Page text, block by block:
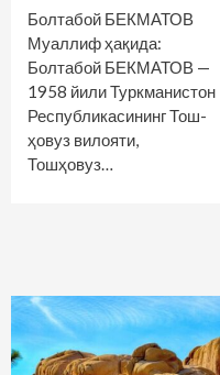
Болтабой БЕКМАТОВ
Муаллиф ҳақида:
Болтабой БЕКМАТОВ —
1958 йили Туркманистон
Республикасининг Тош­
ҳовуз вилояти,
Тошҳовуз…